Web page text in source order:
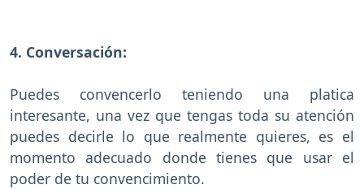
4. Conversación:
Puedes convencerlo teniendo una platica
interesante, una vez que tengas toda su atención
puedes decirle lo que realmente quieres, es el
momento adecuado donde tienes que usar el
poder de tu convencimiento.